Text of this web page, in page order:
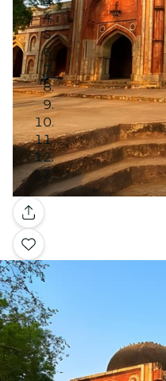
Galería